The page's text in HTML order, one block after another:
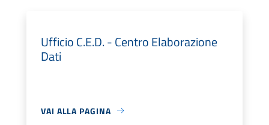
Ufficio C.E.D. - Centro Elaborazione
Dati
VAI ALLA PAGINA